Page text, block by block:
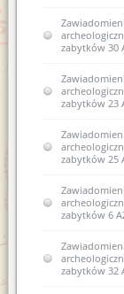
zabytków 30
zabytków 23
zabytków 25
zabytków 6
zabytków 32